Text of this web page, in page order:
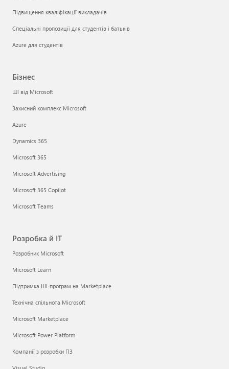
Підвищення кваліфікації викладачів
Спеціальні пропозиції для студентів і батьків
Azure для студентів
Бізнес
ШІ від Microsoft
Захисний комплекс Microsoft
Azure
Dynamics 365
Microsoft 365
Microsoft Advertising
Microsoft 365 Copilot
Microsoft Teams
Розробка й ІТ
Розробник Microsoft
Microsoft Learn
Підтримка ШІ-програм на Marketplace
Технічна спільнота Microsoft
Microsoft Marketplace
Microsoft Power Platform
Компанії з розробки ПЗ